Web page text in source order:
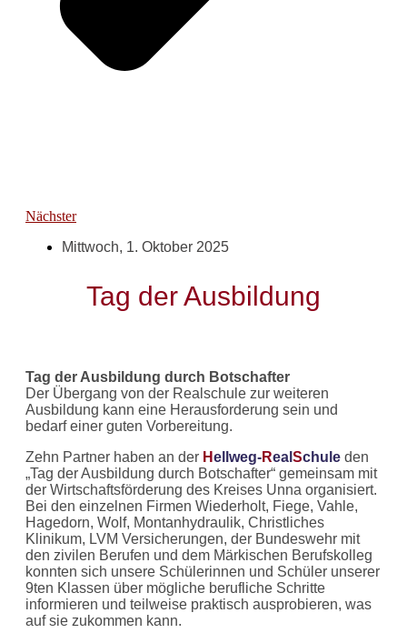
Nächster
Mittwoch, 1. Oktober 2025
Tag der Ausbildung
Tag der Ausbildung durch Botschafter
Der Übergang von der Realschule zur weiteren
Ausbildung kann eine Herausforderung sein und
bedarf einer guten Vorbereitung.
Zehn Partner haben an der Hellweg-Real Schule den
„Tag der Ausbildung durch Botschafter“ gemeinsam mit
der Wirtschaftsförderung des Kreises Unna organisiert.
Bei den einzelnen Firmen Wiederholt, Fiege, Vahle,
Hagedorn, Wolf, Montanhydraulik, Christliches
Klinikum, LVM Versicherungen, der Bundeswehr mit
den zivilen Berufen und dem Märkischen Berufskolleg
konnten sich unsere Schülerinnen und Schüler unserer
9ten Klassen über mögliche berufliche Schritte
informieren und teilweise praktisch ausprobieren, was
auf sie zukommen kann.